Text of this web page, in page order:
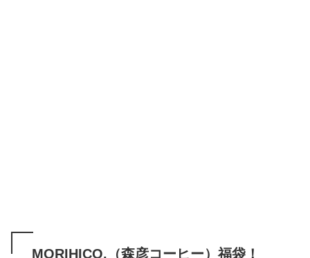
MORIHICO.（森彦コーヒー）福袋！